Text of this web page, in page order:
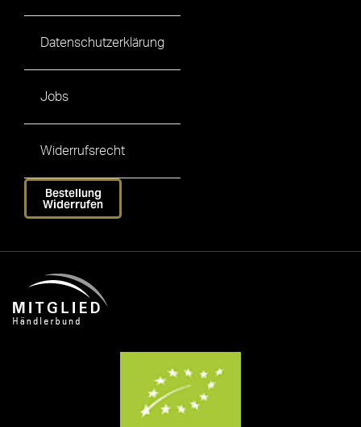
Datenschutzerklärung
Jobs
Widerrufsrecht
Bestellung
Widerrufen